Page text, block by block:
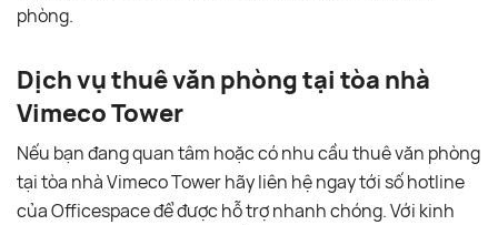
phòng.
Dịch vụ thuê văn phòng tại tòa nhà
Vimeco Tower
Nếu bạn đang quan tâm hoặc có nhu cầu thuê văn phòng
tại tòa nhà Vimeco Tower hãy liên hệ ngay tới số hotline
của Officespace để được hỗ trợ nhanh chóng. Với kinh